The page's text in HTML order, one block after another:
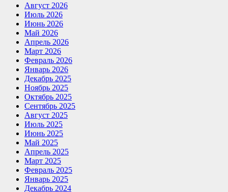
Август 2026
Июль 2026
Июнь 2026
Май 2026
Апрель 2026
Март 2026
Февраль 2026
Январь 2026
Декабрь 2025
Ноябрь 2025
Октябрь 2025
Сентябрь 2025
Август 2025
Июль 2025
Июнь 2025
Май 2025
Апрель 2025
Март 2025
Февраль 2025
Январь 2025
Декабрь 2024